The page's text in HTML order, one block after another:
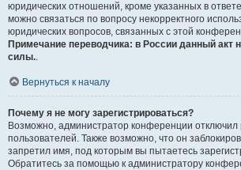
юридических отношений, кроме указанных в
можно связаться по вопросу некорректного
юридических вопросов, связанных с этой
Примечание переводчика: в России данный акт
силы..
Вернуться к началу
Почему я не могу зарегистрироваться?
Возможно, администратор конференции отключил
пользователей. Также возможно, что он
запретил имя, под которым вы пытаетесь
Обратитесь за помощью к администратору